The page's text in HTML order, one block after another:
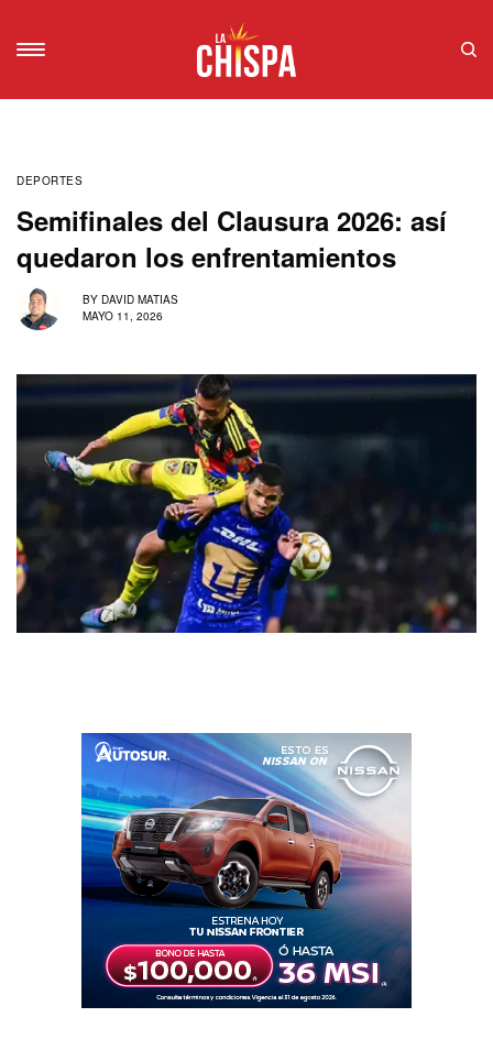
DEPORTES
Semifinales del Clausura 2026: así
quedaron los enfrentamientos
BY DAVID MATIAS
MAYO 11, 2026